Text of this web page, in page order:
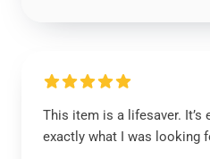
This item is a lifesaver. It’s
exactly what I was looking